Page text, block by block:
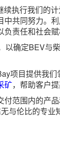
执行我们的
共同努力。
责任和社会
确定BEV与
项目提供我
矿，帮助客户
范围内的产
与伦比的专